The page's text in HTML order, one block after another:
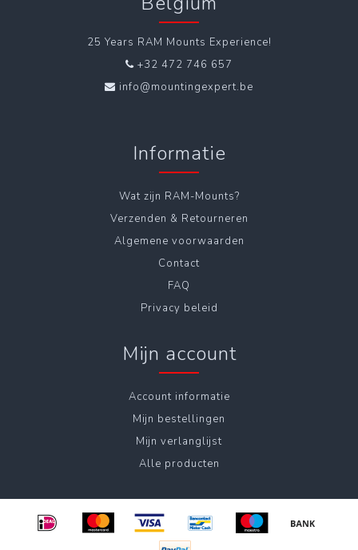
25 Years RAM Mounts Experience!
+32 472 746 657
info@mountingexpert.be
Informatie
Wat zijn RAM-Mounts?
Verzenden & Retourneren
Algemene voorwaarden
Contact
FAQ
Privacy beleid
Mijn account
Account informatie
Mijn bestellingen
Mijn verlanglijst
Alle producten